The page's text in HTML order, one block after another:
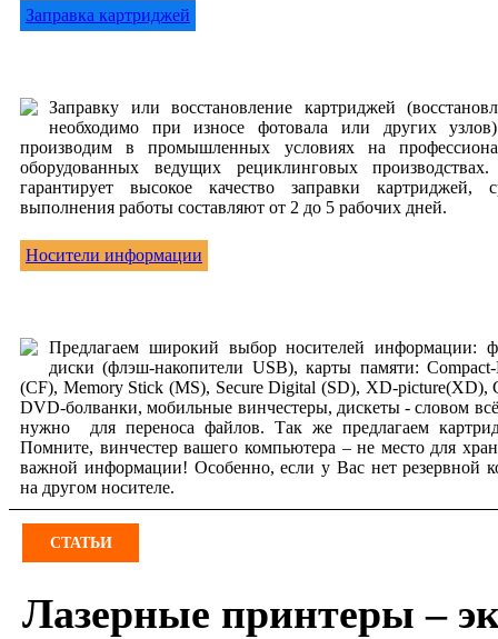
Заправка картриджей
Заправку или восстановление картриджей
необходимо при износе фотовала или других
производим в промышленных условиях на
оборудованных ведущих рециклинговых
гарантирует высокое качество заправки картриджей,
выполнения работы составляют от 2 до 5 рабочих дней.
Носители информации
Предлагаем широкий выбор носителей информации:
диски (флэш-накопители USB), карты памяти: Compact-
(CF), Memory Stick (MS), Secure Digital (SD), XD-picture(XD),
DVD-болванки, мобильные винчестеры, дискеты - словом
нужно для переноса файлов. Так же предлагаем
Помните, винчестер вашего компьютера – не место для
важной информации! Особенно, если у Вас нет резервной
на другом носителе.
СТАТЬИ
Лазерные принтеры –